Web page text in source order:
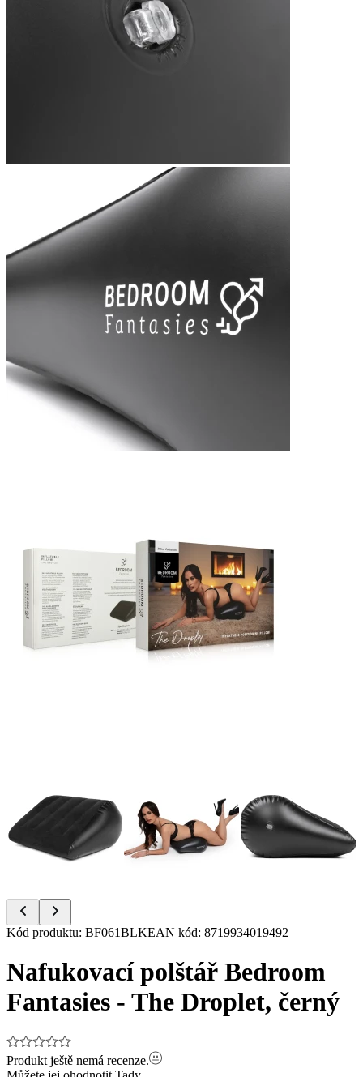
Item
of
Kód produktu: BF061BLKEAN kód: 8719934019492
Nafukovací polštář Bedroom
Fantasies - The Droplet, černý
Produkt ještě nemá recenze.